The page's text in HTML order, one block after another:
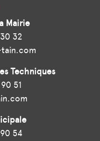
Mairie
32
Techniques
51
54